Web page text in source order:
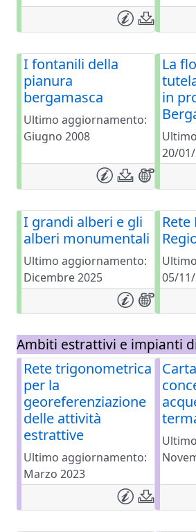
I fontanili della
pianura
bergamasca
Ultimo aggiornamento:
Giugno 2008
La
in
20/
I grandi alberi e gli
alberi monumentali
Ultimo aggiornamento:
Dicembre 2025
Rete
05/
Ambiti estrattivi e impianti
Rete trigonometrica
per la
georeferenziazione
delle attività
estrattive
Ultimo aggiornamento:
Marzo 2023